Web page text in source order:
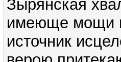
Зырянская
имеюще мощи
источник